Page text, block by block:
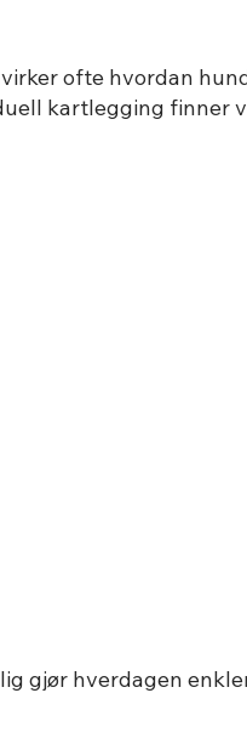
ofte hvordan
kartlegging finner
gjør hverdagen